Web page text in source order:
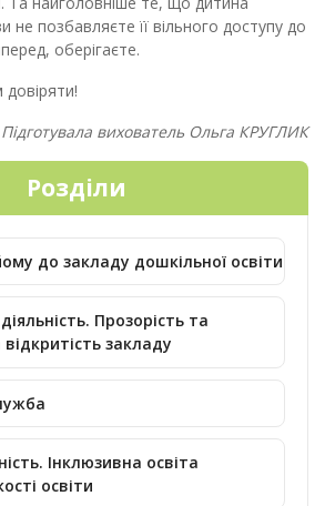
не позбавляєте її вільного доступу до
оберігаєте.
Підготувала вихователь Ольга КРУГЛИК
Розділи
до закладу дошкільної освіти
Прозорість та
закладу
Інклюзивна освіта
освіти